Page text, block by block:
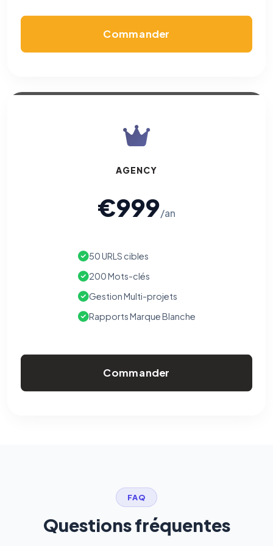
Commander
AGENCY
€999/an
50 URLS cibles
200 Mots-clés
Gestion Multi-projets
Rapports Marque Blanche
Commander
FAQ
Questions fréquentes